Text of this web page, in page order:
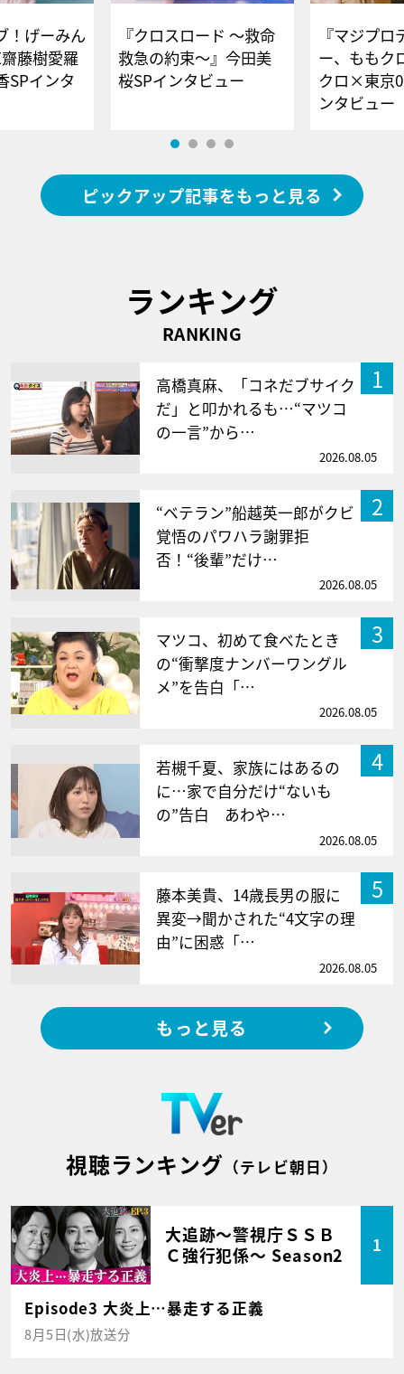
！げーみん
藤樹愛羅
SPインタ
『クロスロード ～救命
救急の約束～』今田美
桜SPインタビュー
『マジプロ
ー、ももク
クロ×東京
ンタビュー
ピックアップ記事をもっと見る
ランキング
RANKING
1
高橋真麻、「コネだブサイク
だ」と叩かれるも…“マツコ
の一言”から…
2026.08.05
2
“ベテラン”船越英一郎がクビ
覚悟のパワハラ謝罪拒
否！“後輩”だけ…
2026.08.05
3
マツコ、初めて食べたとき
の“衝撃度ナンバーワングル
メ”を告白「…
2026.08.05
4
若槻千夏、家族にはあるの
に…家で自分だけ“ないも
の”告白 あわや…
2026.08.05
5
藤本美貴、14歳長男の服に
異変→聞かされた“4文字の理
由”に困惑「…
2026.08.05
もっと見る
視聴ランキング （テレビ朝日）
大追跡～警視庁ＳＳＢ
Ｃ強行犯係～ Season2
1
Episode3 大炎上…暴走する正義
8月5日(水)放送分